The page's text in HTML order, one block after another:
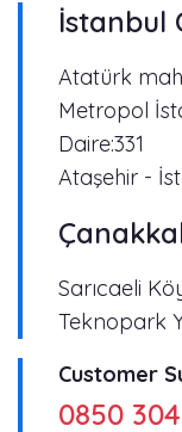
İstanbul
Atatürk
Metropol
Daire:331
Ataşehir -
Sarıcaeli
Teknopark
Customer
0850